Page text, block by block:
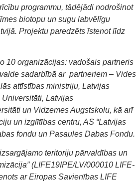
programmu, tādējādi nodrošinot
biotopu un sugu labvēlīgu
Projektu paredzēts īstenot līdz
10 organizācijas: vadošais partneris
sadarbībā ar partneriem – Vides
attīstības ministriju, Latvijas
Latvijas
un Vidzemes Augstskolu, kā arī
un izglītības centru, AS “Latvijas
fondu un Pasaules Dabas Fondu.
teritoriju pārvaldības un
(LIFE19IPE/LV/000010 LIFE-
ar Eiropas Savienības LIFE